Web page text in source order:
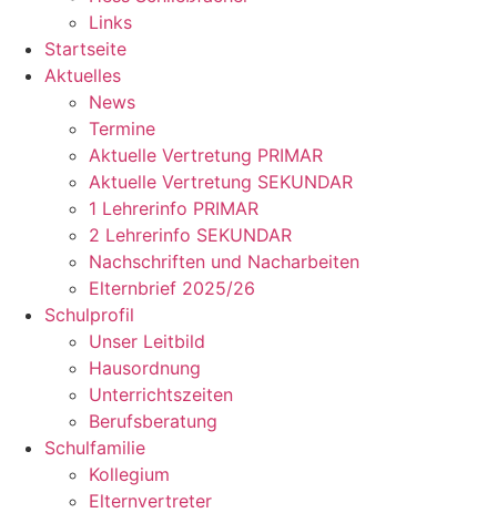
Links
Startseite
Aktuelles
News
Termine
Aktuelle Vertretung PRIMAR
Aktuelle Vertretung SEKUNDAR
1 Lehrerinfo PRIMAR
2 Lehrerinfo SEKUNDAR
Nachschriften und Nacharbeiten
Elternbrief 2025/26
Schulprofil
Unser Leitbild
Hausordnung
Unterrichtszeiten
Berufsberatung
Schulfamilie
Kollegium
Elternvertreter